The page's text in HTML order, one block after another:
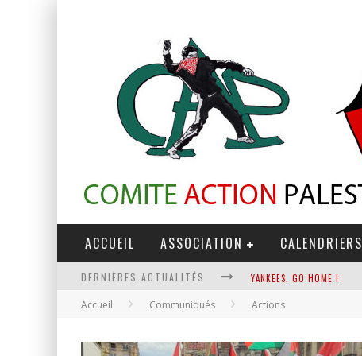
ACCUEIL ASSOCIATION CALENDRIERS
DERNIÈRES ACTUALITÉS YANKEES, GO HOME !
CHANTAGE TERRORISTE
LA RÉVOLUTION OU RIEN
Accueil Communiqués Actions